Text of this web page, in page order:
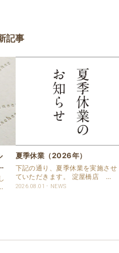
記事
夏季休業（2026年）
下記の通り、夏季休業を実施させ
ていただきます。 淀屋橋店 通
常営業いたします。 奈良店 8月
2026.08.01 NEWS